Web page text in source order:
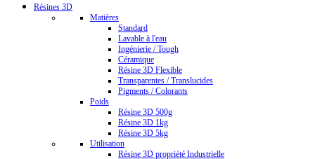
Résines 3D
Matières
Standard
Lavable à l'eau
Ingénierie / Tough
Céramique
Résine 3D Flexible
Transparentes / Translucides
Pigments / Colorants
Poids
Résine 3D 500g
Résine 3D 1kg
Résine 3D 5kg
Utilisation
Résine 3D propriété Industrielle